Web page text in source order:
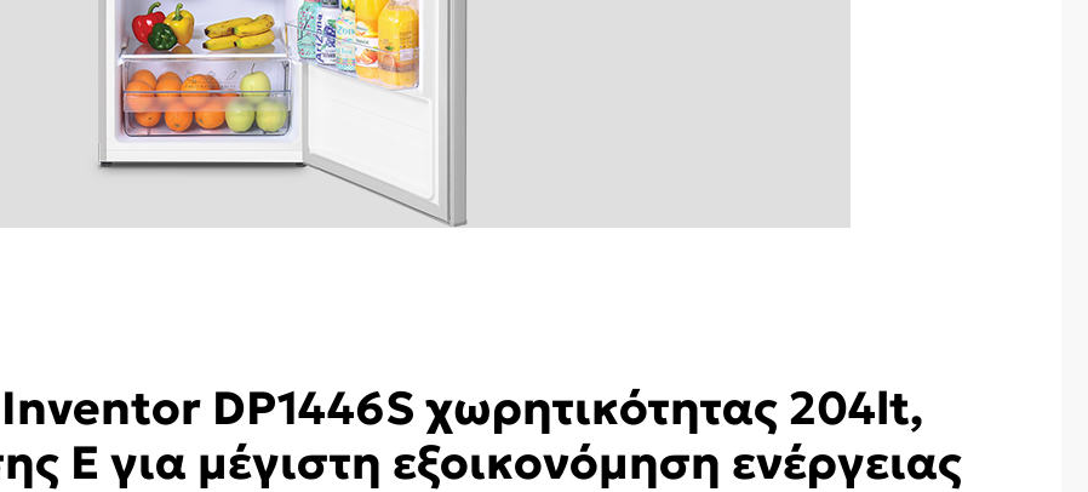
DP1446S χωρητικότητας 204lt,
E για μέγιστη εξοικονόμηση ενέργειας